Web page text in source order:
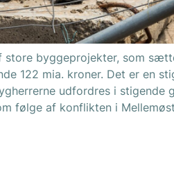
store byggeprojekter, som
122 mia. kroner. Det er en
udfordres i stigende
følge af konflikten i